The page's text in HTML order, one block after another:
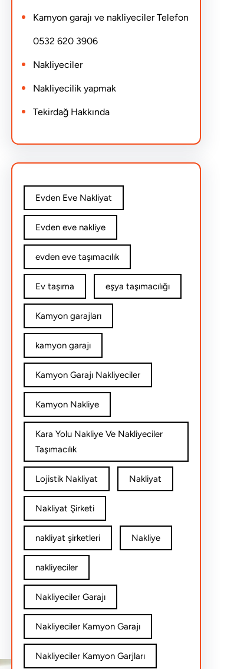
Kamyon garajı ve nakliyeciler Telefon
0532 620 3906
Nakliyeciler
Nakliyecilik yapmak
Tekirdağ Hakkında
Evden Eve Nakliyat
Evden eve nakliye
evden eve taşımacılık
Ev taşıma eşya taşımacılığı
Kamyon garajları
kamyon garajı
Kamyon Garajı Nakliyeciler
Kamyon Nakliye
Kara Yolu Nakliye Ve Nakliyeciler
Taşımacılık
Lojistik Nakliyat Nakliyat
Nakliyat Şirketi
nakliyat şirketleri Nakliye
nakliyeciler
Nakliyeciler Garajı
Nakliyeciler Kamyon Garajı
Nakliyeciler Kamyon Garjları